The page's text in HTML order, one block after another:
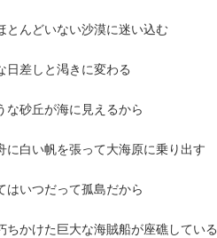
とんどいない沙漠に迷い込む
日差しと渇きに変わる
な砂丘が海に見えるから
に白い帆を張って大海原に乗り出す
はいつだって孤島だから
ちかけた巨大な海賊船が座礁している